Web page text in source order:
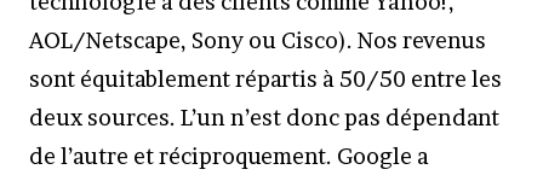
AOL/Netscape, Sony ou Cisco). Nos revenus
sont équitablement répartis à 50/50 entre les
deux sources. L’un n’est donc pas dépendant
de l’autre et réciproquement. Google a